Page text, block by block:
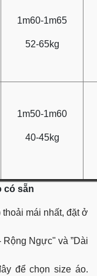
1m60-1m65
52-65kg
1m50-1m60
40-45kg
có sẵn
thoải mái nhất, đặt ở
Ngực" và ”Dài
để chọn size áo.